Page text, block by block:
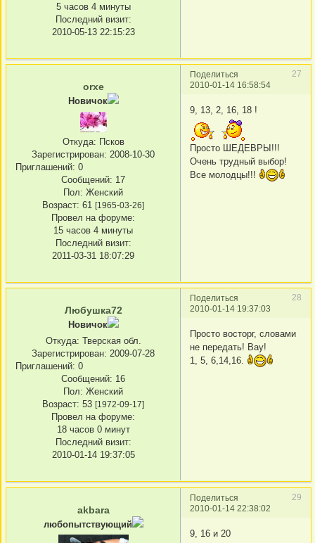
5 часов 4 минуты
Последний визит:
2010-05-13 22:15:23
Поделиться
27
2010-01-14 16:58:54
orxe
Новичок
Откуда: Псков
Зарегистрирован: 2008-10-30
Приглашений: 0
Сообщений: 17
Пол: Женский
Возраст: 61 [1965-03-26]
Провел на форуме:
15 часов 4 минуты
Последний визит:
2011-03-31 18:07:29
9, 13, 2, 16, 18 !
Просто ШЕДЕВРЫ!!!
Очень трудный выбор!
Все молодцы!!!
Поделиться
28
2010-01-14 19:37:03
Любушка72
Новичок
Откуда: Тверская обл.
Зарегистрирован: 2009-07-28
Приглашений: 0
Сообщений: 16
Пол: Женский
Возраст: 53 [1972-09-17]
Провел на форуме:
18 часов 0 минут
Последний визит:
2010-01-14 19:37:05
Просто восторг, словами
не передать! Вау!
1, 5, 6,14,16.
Поделиться
29
2010-01-14 22:38:02
akbara
любопытствующий
9, 16 и 20